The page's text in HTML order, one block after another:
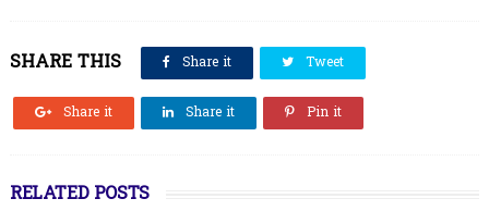
SHARE THIS Share it Tweet
Share it Share it Pin it
RELATED POSTS